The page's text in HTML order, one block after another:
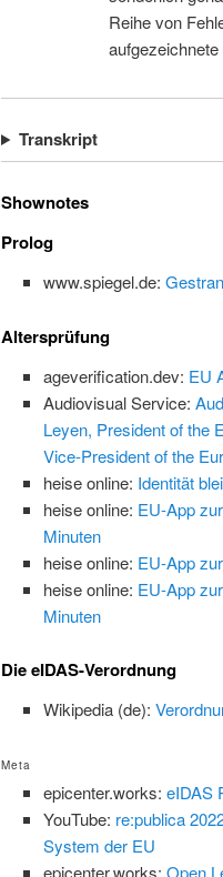
Reihe von
Transkript
Shownotes
Prolog
www.spiegel.de:
Altersprüfung
ageverification.dev: EU
Audiovisual Service:
Leyen, President of the
Vice-President of the
heise online: Identität
heise online: EU-App
Minuten
heise online: EU-App
heise online: EU-App
Minuten
Die eIDAS-Verordnung
Wikipedia (de):
Meta
epicenter.works: eIDAS
YouTube: re:publica
System der EU
epicenter.works: Open